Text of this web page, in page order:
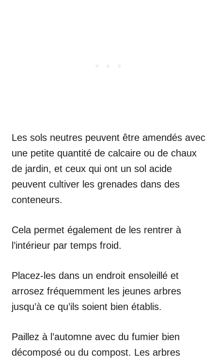
Les sols neutres peuvent être amendés avec
une petite quantité de calcaire ou de chaux
de jardin, et ceux qui ont un sol acide
peuvent cultiver les grenades dans des
conteneurs.
Cela permet également de les rentrer à
l’intérieur par temps froid.
Placez-les dans un endroit ensoleillé et
arrosez fréquemment les jeunes arbres
jusqu’à ce qu’ils soient bien établis.
Paillez à l’automne avec du fumier bien
décomposé ou du compost. Les arbres